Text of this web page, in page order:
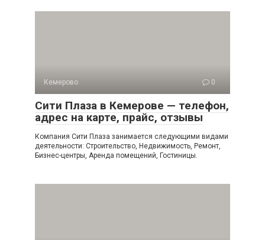
Кемерово 0
Сити Плаза в Кемерове — телефон,
адрес на карте, прайс, отзывы
Компания Сити Плаза занимается следующими видами
деятельности: Строительство, Недвижимость, Ремонт,
Бизнес-центры, Аренда помещений, Гостиницы.